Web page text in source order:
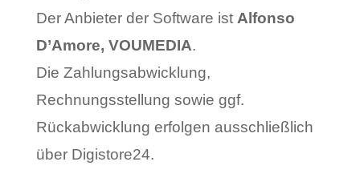
Der Anbieter der Software ist Alfonso
D’Amore, VOUMEDIA.
Die Zahlungsabwicklung,
Rechnungsstellung sowie ggf.
Rückabwicklung erfolgen ausschließlich
über Digistore24.